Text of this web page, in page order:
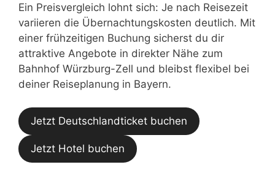
Ein Preisvergleich lohnt sich: Je nach Reisezeit
variieren die Übernachtungskosten deutlich. Mit
einer frühzeitigen Buchung sicherst du dir
attraktive Angebote in direkter Nähe zum
Bahnhof Würzburg-Zell und bleibst flexibel bei
deiner Reiseplanung in Bayern.
Jetzt Deutschlandticket buchen
Jetzt Hotel buchen